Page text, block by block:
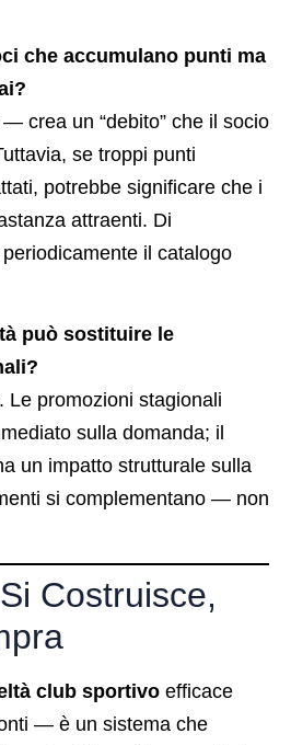
che accumulano punti ma
crea un “debito” che il socio
se troppi punti
potrebbe significare che i
attraenti. Di
il catalogo
può sostituire le
Le promozioni stagionali
sulla domanda; il
un impatto strutturale sulla
si complementano — non
Costruisce,
club sportivo efficace
— è un sistema che